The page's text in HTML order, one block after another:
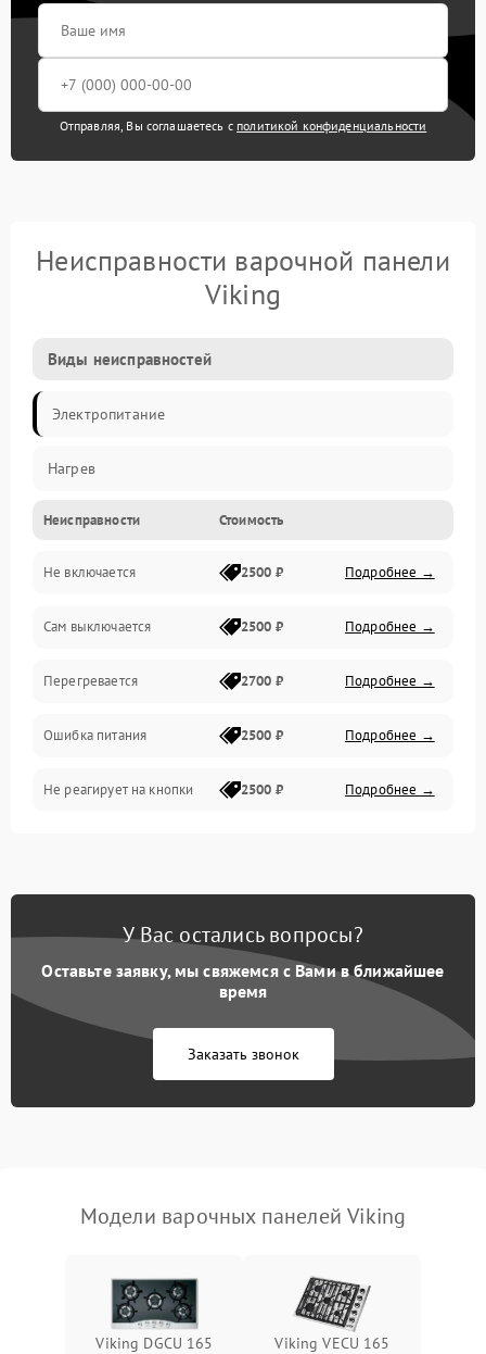
Отправляя, Вы соглашаетесь с политикой конфиденциальности
Неисправности варочной панели
Viking
Виды неисправностей
Электропитание
Нагрев
Неисправности Стоимость
Не включается 2500 ₽ Подробнее →
Сам выключается 2500 ₽ Подробнее →
Перегревается 2700 ₽ Подробнее →
Ошибка питания 2500 ₽ Подробнее →
Не реагирует на кнопки 2500 ₽ Подробнее →
У Вас остались вопросы?
Оставьте заявку, мы свяжемся с Вами в ближайшее
время
Заказать звонок
Модели варочных панелей Viking
Viking DGCU 165 Viking VECU 165